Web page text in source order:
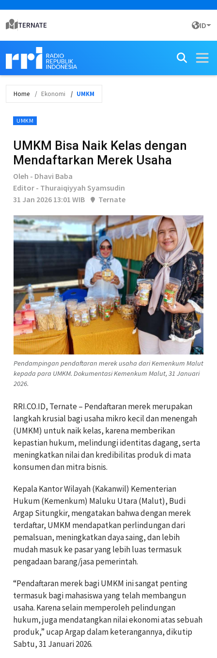
TERNATE ID
Home Ekonomi UMKM
UMKM
UMKM Bisa Naik Kelas dengan
Mendaftarkan Merek Usaha
Oleh - Dhavi Baba
Editor - Thuraiqiyyah Syamsudin
31 Jan 2026 13:01 WIB
Ternate
Pendampingan pendaftaran merek usaha dari Kemenkum Malut
kepada para UMKM. Dokumentasi Kemenkum Malut, 31 Januari
2026.
RRI.CO.ID, Ternate – Pendaftaran merek merupakan
langkah krusial bagi usaha mikro kecil dan menengah
(UMKM) untuk naik kelas, karena memberikan
kepastian hukum, melindungi identitas dagang, serta
meningkatkan nilai dan kredibilitas produk di mata
konsumen dan mitra bisnis.
Kepala Kantor Wilayah (Kakanwil) Kementerian
Hukum (Kemenkum) Maluku Utara (Malut), Budi
Argap Situngkir, mengatakan bahwa dengan merek
terdaftar, UMKM mendapatkan perlindungan dari
pemalsuan, meningkatkan daya saing, dan lebih
mudah masuk ke pasar yang lebih luas termasuk
pengadaan barang/jasa pemerintah.
“Pendaftaran merek bagi UMKM ini sangat penting
termasuk bagi mahasiswa yang telah membangun
usaha. Karena selain memperoleh pelindungan
hukum, juga mendatangkan nilai ekonomi atas sebuah
produk,” ucap Argap dalam keterangannya, dikutip
Sabtu, 31 Januari 2026.